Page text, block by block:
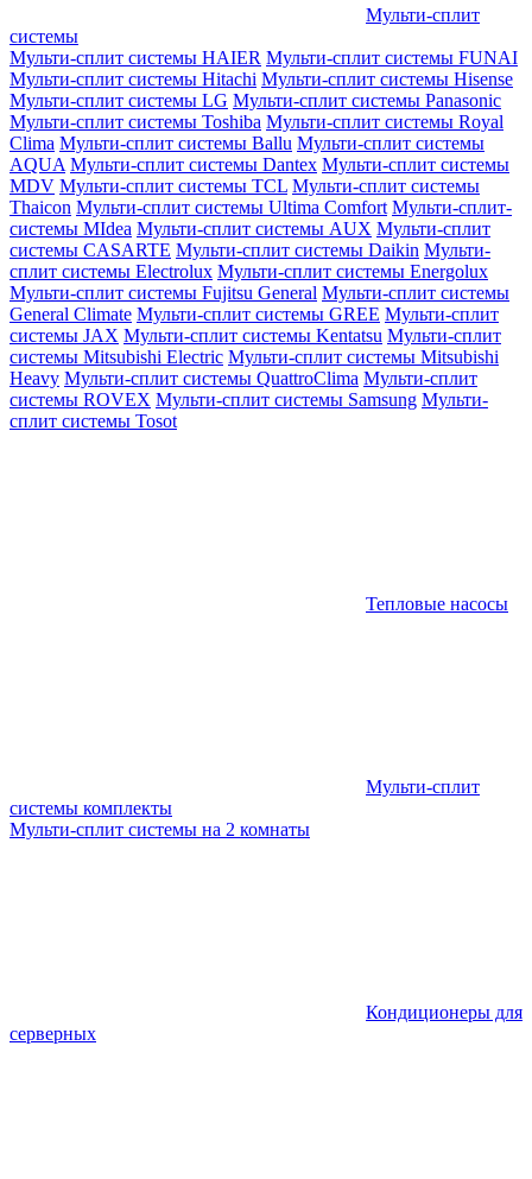
Мульти-сплит
системы
Мульти-сплит системы HAIER Мульти-сплит системы FUNAI
Мульти-сплит системы Hitachi Мульти-сплит системы Hisense
Мульти-сплит системы LG Мульти-сплит системы Panasonic
Мульти-сплит системы Toshiba Мульти-сплит системы Royal
Clima Мульти-сплит системы Ballu Мульти-сплит системы
AQUA Мульти-сплит системы Dantex Мульти-сплит системы
MDV Мульти-сплит системы TCL Мульти-сплит системы
Thaicon Мульти-сплит системы Ultima Comfort Мульти-сплит-
системы MIdea Мульти-сплит системы AUX Мульти-сплит
системы CASARTE Мульти-сплит системы Daikin Мульти-
сплит системы Electrolux Мульти-сплит системы Energolux
Мульти-сплит системы Fujitsu General Мульти-сплит системы
General Climate Мульти-сплит системы GREE Мульти-сплит
системы JAX Мульти-сплит системы Kentatsu Мульти-сплит
системы Mitsubishi Electric Мульти-сплит системы Mitsubishi
Heavy Мульти-сплит системы QuattroClima Мульти-сплит
системы ROVEX Мульти-сплит системы Samsung Мульти-
сплит системы Tosot
Тепловые насосы
Мульти-сплит
системы комплекты
Мульти-сплит системы на 2 комнаты
Кондиционеры для
серверных